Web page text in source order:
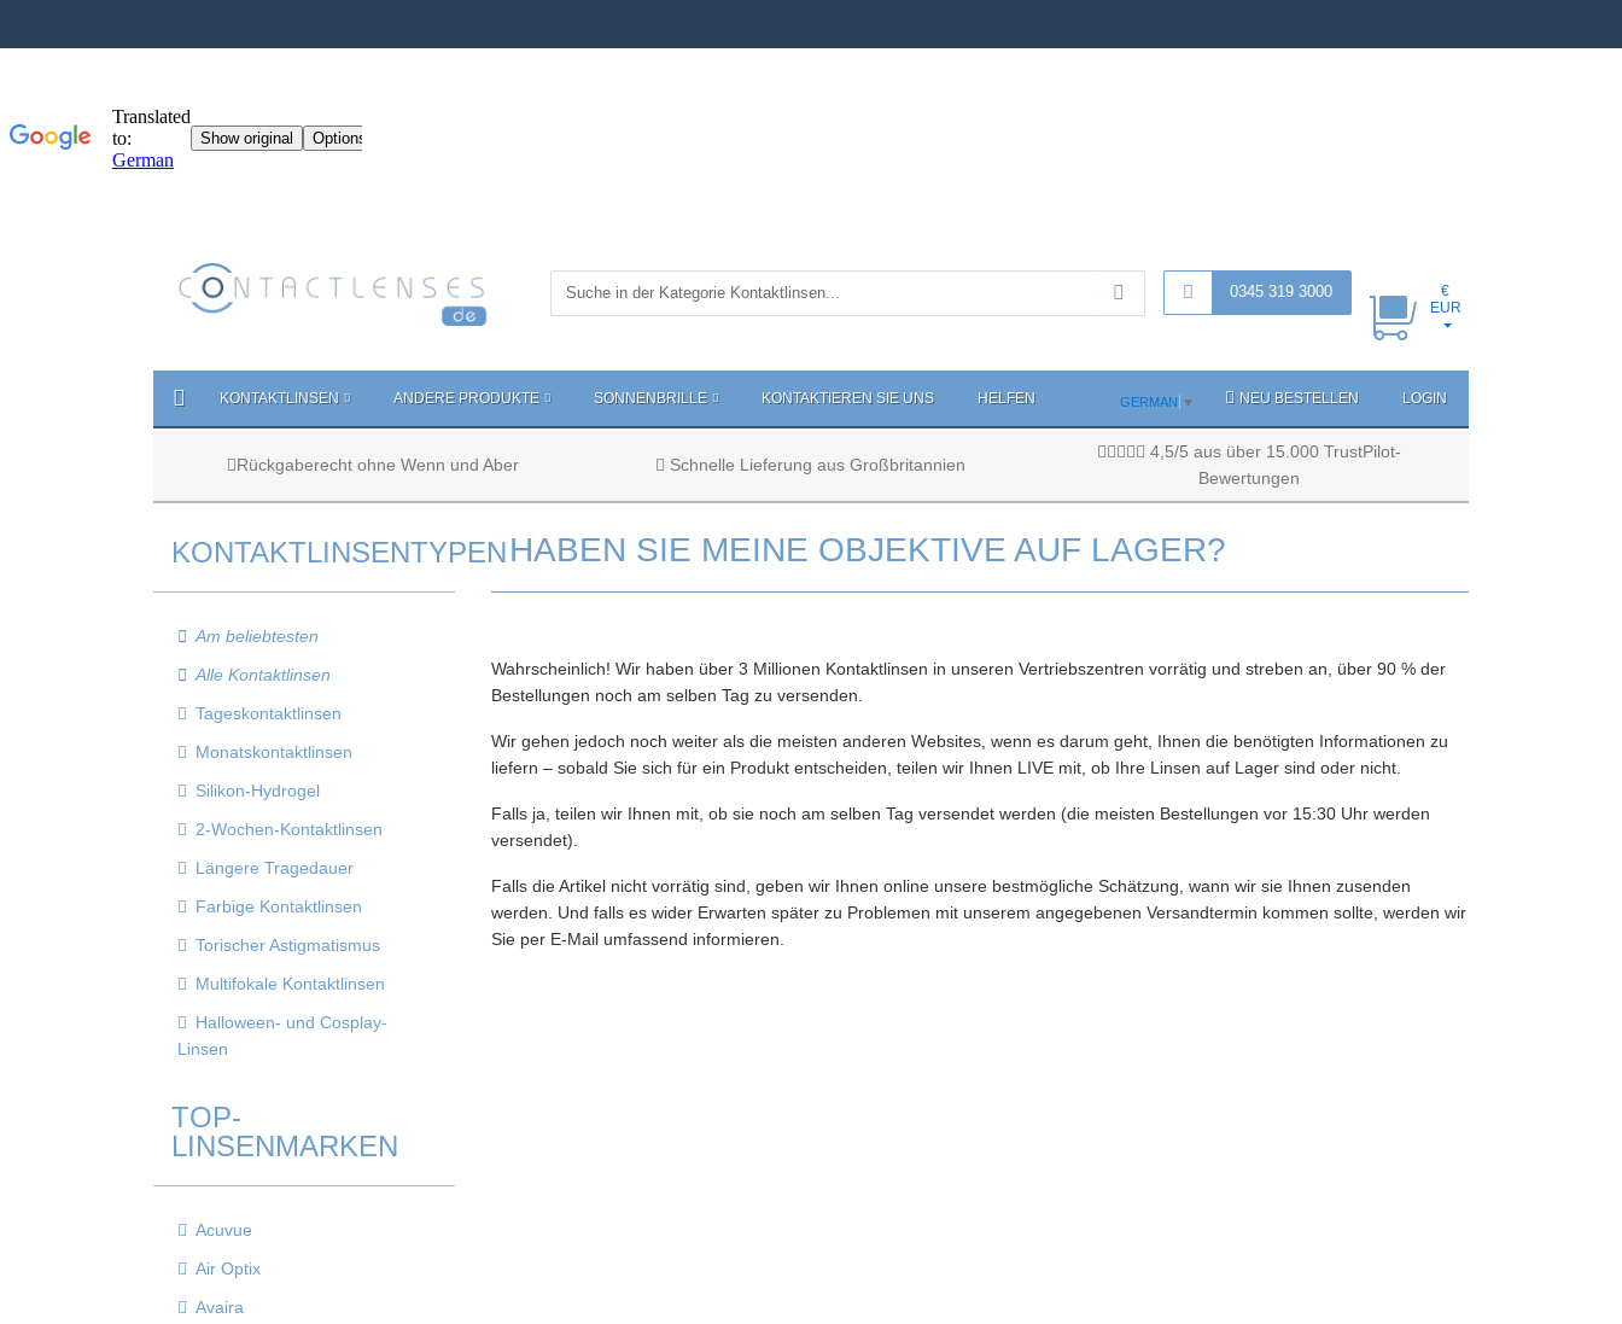
0345 319 3000
€
EUR
KONTAKTLINSEN ANDERE PRODUKTE SONNENBRILLE KONTAKTIEREN SIE UNS HELFEN GERMAN ▼ NEU BESTELLEN LOGIN
Rückgaberecht ohne Wenn und Aber Schnelle Lieferung aus Großbritannien
4,5/5 aus über 15.000 TrustPilot-
Bewertungen
KONTAKTLINSENTYPEN
Am beliebtesten
Alle Kontaktlinsen
Tageskontaktlinsen
Monatskontaktlinsen
Silikon-Hydrogel
2-Wochen-Kontaktlinsen
Längere Tragedauer
Farbige Kontaktlinsen
Torischer Astigmatismus
Multifokale Kontaktlinsen
Halloween- und Cosplay-
Linsen
TOP-
LINSENMARKEN
Acuvue
Air Optix
Avaira
HABEN SIE MEINE OBJEKTIVE AUF LAGER?
Wahrscheinlich! Wir haben über 3 Millionen Kontaktlinsen in unseren Vertriebszentren vorrätig und streben an, über 90 % der
Bestellungen noch am selben Tag zu versenden.
Wir gehen jedoch noch weiter als die meisten anderen Websites, wenn es darum geht, Ihnen die benötigten Informationen zu
liefern – sobald Sie sich für ein Produkt entscheiden, teilen wir Ihnen LIVE mit, ob Ihre Linsen auf Lager sind oder nicht.
Falls ja, teilen wir Ihnen mit, ob sie noch am selben Tag versendet werden (die meisten Bestellungen vor 15:30 Uhr werden
versendet).
Falls die Artikel nicht vorrätig sind, geben wir Ihnen online unsere bestmögliche Schätzung, wann wir sie Ihnen zusenden
werden. Und falls es wider Erwarten später zu Problemen mit unserem angegebenen Versandtermin kommen sollte, werden wir
Sie per E-Mail umfassend informieren.